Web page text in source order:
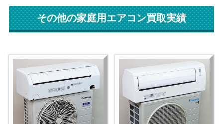
その他の家庭用エアコン買取実績